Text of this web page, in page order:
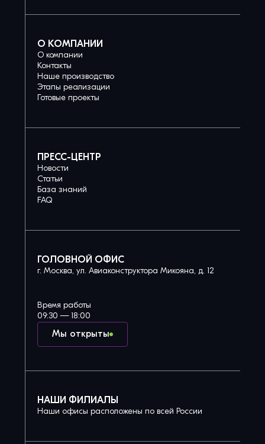
О КОМПАНИИ
О компании
Контакты
Наше производство
Этапы реализации
Готовые проекты
ПРЕСС-ЦЕНТР
Новости
Статьи
База знаний
FAQ
ГОЛОВНОЙ ОФИС
г. Москва, ул. Авиаконструктора Микояна, д. 12
Мы открыты
Время работы
09:30 — 18:00
НАШИ ФИЛИАЛЫ
Наши офисы расположены по всей России